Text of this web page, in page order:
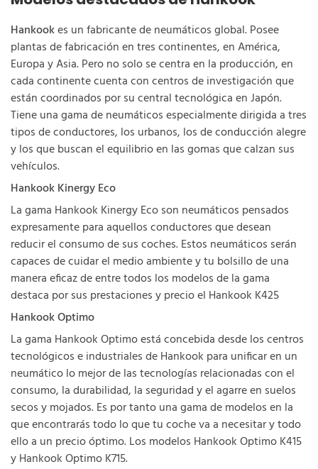
Hankookes un fabricante de neumáticos global. Posee
plantas de fabricación en tres continentes, en América,
Europa y Asia. Pero no solo se centra en la producción, en
cada continente cuenta con centros de investigación que
están coordinados por su central tecnológica en Japón.
Tiene una gama de neumáticos especialmente dirigida a tres
tipos de conductores, los urbanos, los de conducción alegre
y los que buscan el equilibrio en las gomas que calzan sus
vehículos.
Hankook Kinergy Eco
La gama Hankook Kinergy Eco son neumáticos pensados
expresamente para aquellos conductores que desean
reducir el consumo de sus coches. Estos neumáticos serán
capaces de cuidar el medio ambiente y tu bolsillo de una
manera eficaz de entre todos los modelos de la gama
destaca por sus prestaciones y precio el Hankook K425
Hankook Optimo
La gama Hankook Optimo está concebida desde los centros
tecnológicos e industriales de Hankook para unificar en un
neumático lo mejor de las tecnologías relacionadas con el
consumo, la durabilidad, la seguridad y el agarre en suelos
secos y mojados. Es por tanto una gama de modelos en la
que encontrarás todo lo que tu coche va a necesitar y todo
ello a un precio óptimo. Los modelos Hankook Optimo K415
y Hankook Optimo K715.